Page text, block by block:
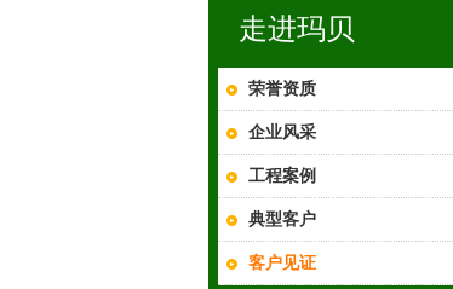
走进玛贝
荣誉资质
企业风采
工程案例
典型客户
客户见证